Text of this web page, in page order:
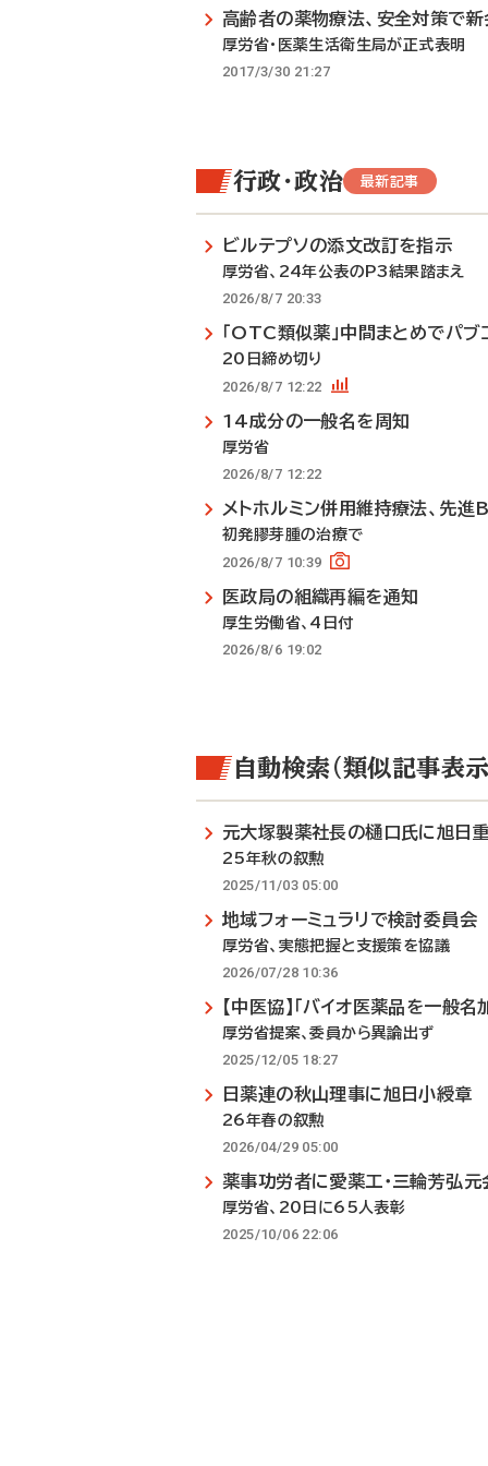
高齢者の薬物療法、安全対策で
厚労省・医薬生活衛生局が正式表明
2017/3/30 21:27
行政・政治 最新記事
ビルテプソの添文改訂を指示
厚労省、24年公表のP3結果踏まえ
2026/8/7 20:33
「OTC類似薬」中間まとめでパブ
20日締め切り
2026/8/7 12:22
14成分の一般名を周知
厚労省
2026/8/7 12:22
メトホルミン併用維持療法、先進
初発膠芽腫の治療で
2026/8/7 10:39
医政局の組織再編を通知
厚生労働省、4日付
2026/8/6 19:02
自動検索（類似記事表示
元大塚製薬社長の樋口氏に旭日
25年秋の叙勲
2025/11/03 05:00
地域フォーミュラリで検討委員会
厚労省、実態把握と支援策を協議
2026/07/28 10:36
【中医協】「バイオ医薬品を一般名
厚労省提案、委員から異論出ず
2025/12/05 18:27
日薬連の秋山理事に旭日小綬章
26年春の叙勲
2026/04/29 05:00
薬事功労者に愛薬工・三輪芳弘元
厚労省、20日に65人表彰
2025/10/06 22:06